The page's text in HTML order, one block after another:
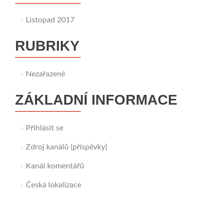
Listopad 2017
RUBRIKY
Nezařazené
ZÁKLADNÍ INFORMACE
Přihlásit se
Zdroj kanálů (příspěvky)
Kanál komentářů
Česká lokalizace